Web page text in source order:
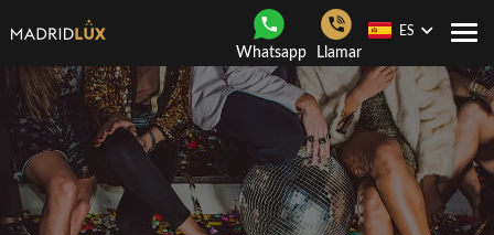
Whatsapp Llamar
ES